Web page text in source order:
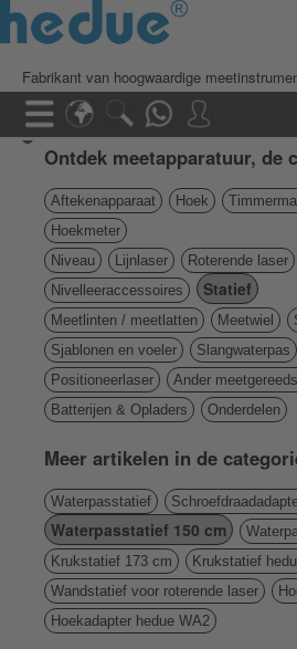
Fabrikant van hoogwaardige
Ontdek meetapparatuur, de
Aftekenapparaat Hoek
Hoekmeter
Niveau
Lijnlaser Roterende laser
Nivelleeraccessoires
Statief
Meetlinten / meetlatten Meetwiel
Sjablonen en voeler
Slangwaterpas
Positioneerlaser
Ander
Batterijen & Opladers
Onderdelen
Meer artikelen in de
Waterpasstatief
Waterpasstatief 150 cm
Krukstatief 173 cm
Krukstatief
Wandstatief voor roterende laser
Hoekadapter hedue WA2